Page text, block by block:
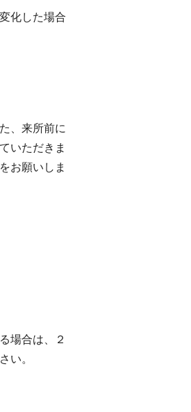
化した場合
、来所前に
いただきま
お願いしま
場合は、２
い。